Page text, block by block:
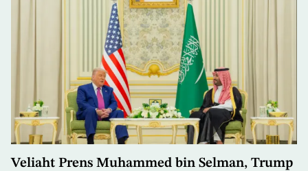
Veliaht Prens Muhammed bin Selman, Trump